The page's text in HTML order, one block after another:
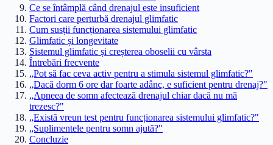
Ce se întâmplă când drenajul este insuficient
Factori care perturbă drenajul glimfatic
Cum susții funcționarea sistemului glimfatic
Glimfatic și longevitate
Sistemul glimfatic și creșterea oboselii cu vârsta
Întrebări frecvente
„Pot să fac ceva activ pentru a stimula sistemul glimfatic?"
„Dacă dorm 6 ore dar foarte adânc, e suficient pentru drenaj?"
„Apneea de somn afectează drenajul chiar dacă nu mă
trezesc?"
„Există vreun test pentru funcționarea sistemului glimfatic?"
„Suplimentele pentru somn ajută?"
Concluzie